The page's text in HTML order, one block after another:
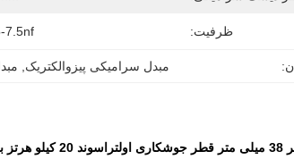
ظرفیت: 7.5nf
مبدل سرامیکی پیزوالکتریک